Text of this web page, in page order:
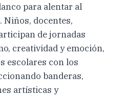
para alentar al
Niños, docentes,
de jornadas
creatividad y emoción,
escolares con los
banderas,
artísticas y